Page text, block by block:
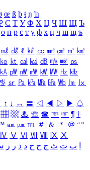
œ ß þ ŧ ŋ ŉ
С Т У Ф Х Ц Ч Ш Щ Ъ
о п р с т у ф х ц ч ш щ ъ
㎖ ㎗ ℓ ㎘ ㏄ ㎣ ㎤ ㎥ ㎦
㎏ ㏏ ㎈ ㎉ ㏈ ㎧ ㎨ ㎰
㎄ ㎺ ㎻ ㎽ ㎾ ㎿ ㎐ ㎑
㏛ ㎩ ㎪ ㎫ ㎬ ㏝ ㏐
㏓
↑ ↓ ↔ 〓 ◁ ◀ ▷ ▶ ♤
▦ ▩ ♨ ☏ ☎ ☜ ☞ ¶ †
㏂ ㏘ ℡ ＃ ＆ ＊ ＠ ª º
Ⅳ Ⅴ Ⅵ Ⅶ Ⅷ Ⅸ Ⅹ
ب ت ث ج ح خ د ذ ر ز